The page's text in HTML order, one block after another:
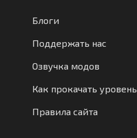
Блоги
Поддержать нас
Озвучка модов
Как прокачать уровень
Правила сайта